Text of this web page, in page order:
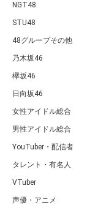
NGT48
STU48
48グループその他
乃木坂46
欅坂46
日向坂46
女性アイドル総合
男性アイドル総合
YouTuber・配信者
タレント・有名人
VTuber
声優・アニメ